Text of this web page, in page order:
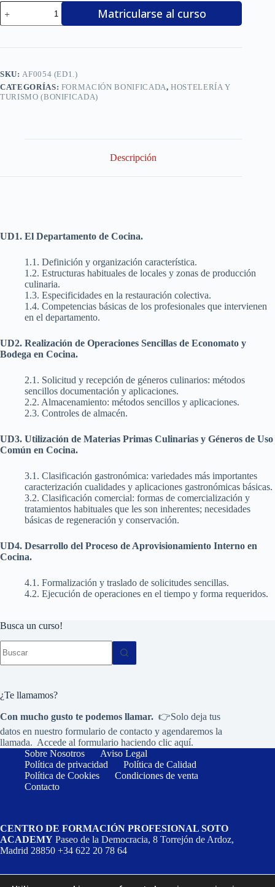
Curso
de
Aprovisionamiento
Materias
Cocina
cantidad
Matricularse al curso
SKU:AF0054 (ED1.)
CATEGORÍAS: FORMACIÓN BONIFICADA,HOSTELERÍA Y
TURISMO (BONIFICADA)
Descripción
UD1. El Departamento de Cocina.
1.1. Definición y organización característica.
1.2. Estructuras habituales de locales y zonas de producción
culinaria.
1.3. Especificidades en la restauración colectiva.
1.4. Competencias básicas de los profesionales que intervienen
en el departamento.
UD2. Realización de Operaciones Sencillas de Economato y
Bodega en Cocina.
2.1. Solicitud y recepción de géneros culinarios: métodos
sencillos documentación y aplicaciones.
2.2. Almacenamiento: métodos sencillos y aplicaciones.
2.3. Controles de almacén.
UD3. Utilización de Materias Primas Culinarias y Géneros de Uso
Común en Cocina.
3.1. Clasificación gastronómica: variedades más importantes
caracterización cualidades y aplicaciones gastronómicas básicas.
3.2. Clasificación comercial: formas de comercialización y
tratamientos habituales que les son inherentes; necesidades
básicas de regeneración y conservación.
UD4. Desarrollo del Proceso de Aprovisionamiento Interno en
Cocina.
4.1. Formalización y traslado de solicitudes sencillas.
4.2. Ejecución de operaciones en el tiempo y forma requeridos.
Busca un curso!
resultados
¿Te llamamos?
Con mucho gusto te podemos llamar. 👉Solo deja tus
datos en nuestro formulario de contacto y agendaremos la
llamada. Accede al formulario haciendo clic aquí.
Sobre Nosotros
Aviso Legal
Política de privacidad
Política de Calidad
Política de Cookies
Condiciones de venta
Contacto
CENTRO DE FORMACIÓN PROFESIONAL SOTO
ACADEMY Paseo de la Democracia, 8 Torrejón de Ardoz,
Madrid 28850 +34 622 20 78 64